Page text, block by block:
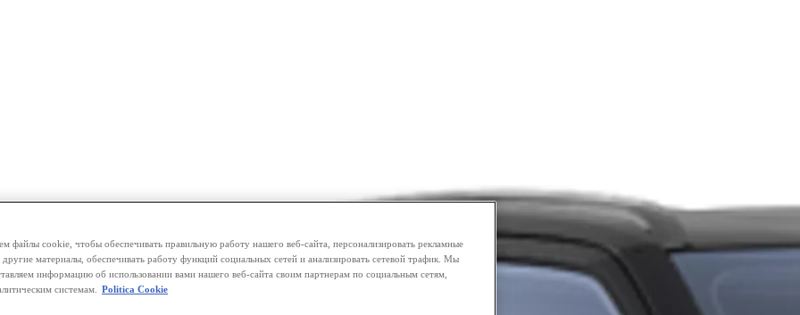
файлы cookie, чтобы обеспечивать правильную работу нашего веб-сайта, персонализировать рекламные
другие материалы, обеспечивать работу функций социальных сетей и анализировать сетевой трафик. Мы
информацию об использовании вами нашего веб-сайта своим партнерам по социальным сетям,
системам.
Politica Cookie